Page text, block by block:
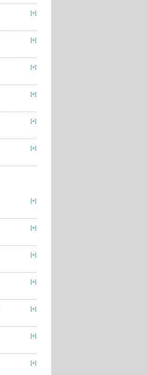
[+]
[+]
[+]
[+]
[+]
[+]
[+]
[+]
[+]
[+]
[+]
[+]
[+]